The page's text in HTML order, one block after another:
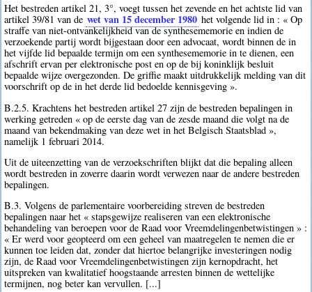
Het bestreden artikel 21, 3°, voegt tussen het zevende en het achtste lid van
artikel 39/81 van de wet van 15 december 1980 het volgende lid in : « Op
straffe van niet-ontvankelijkheid van de synthesememorie en indien de
verzoekende partij wordt bijgestaan door een advocaat, wordt binnen de in
het vijfde lid bepaalde termijn om een synthesememorie in te dienen, een
afschrift ervan per elektronische post en op de bij koninklijk besluit
bepaalde wijze overgezonden. De griffie maakt uitdrukkelijk melding van dit
voorschrift op de in het derde lid bedoelde kennisgeving ».
B.2.5. Krachtens het bestreden artikel 27 zijn de bestreden bepalingen in
werking getreden « op de eerste dag van de zesde maand die volgt na de
maand van bekendmaking van deze wet in het Belgisch Staatsblad »,
namelijk 1 februari 2014.
Uit de uiteenzetting van de verzoekschriften blijkt dat die bepaling alleen
wordt bestreden in zoverre daarin wordt verwezen naar de andere bestreden
bepalingen.
B.3. Volgens de parlementaire voorbereiding streven de bestreden
bepalingen naar het « stapsgewijze realiseren van een elektronische
behandeling van beroepen voor de Raad voor Vreemdelingenbetwistingen » :
« Er werd voor geopteerd om een geheel van maatregelen te nemen die er
kunnen toe leiden dat, zonder dat hiertoe belangrijke investeringen nodig
zijn, de Raad voor Vreemdelingenbetwistingen zijn kernopdracht, het
uitspreken van kwalitatief hoogstaande arresten binnen de wettelijke
termijnen, nog beter kan vervullen. [...]